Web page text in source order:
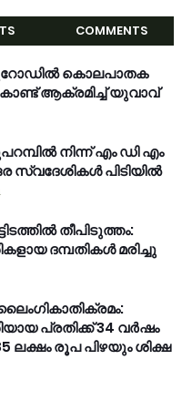
COMMENTS
കൊലപാതക
ആക്രമിച്ച് യുവാവ്
നിന്ന് എം ഡി എം
സ്വദേശികൾ പിടിയിൽ
തീപിടുത്തം:
ദമ്പതികൾ മരിച്ചു
പ്രതിക്ക് 34 വര്‍ഷം
ലക്ഷം രൂപ പിഴയും ശിക്ഷ